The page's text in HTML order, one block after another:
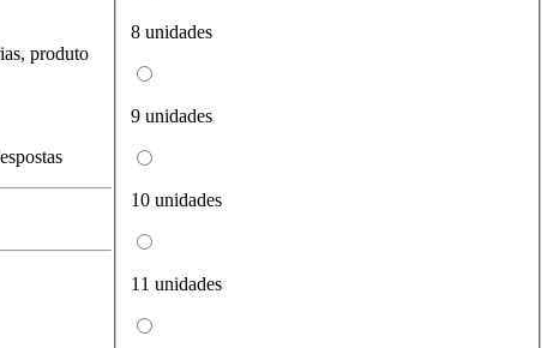
produto
8 unidades
9 unidades
10 unidades
11 unidades